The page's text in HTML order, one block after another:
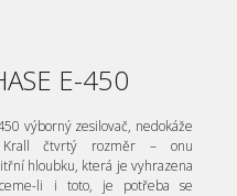
E-450
výborný zesilovač, nedokáže
Krall čtvrtý rozměr – onu
hloubku, která je vyhrazena
li i toto, je potřeba se